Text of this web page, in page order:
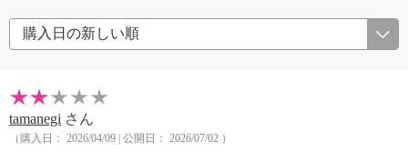
tamanegi さん
（購入日： 2026/04/09 | 公開日： 2026/07/02 ）